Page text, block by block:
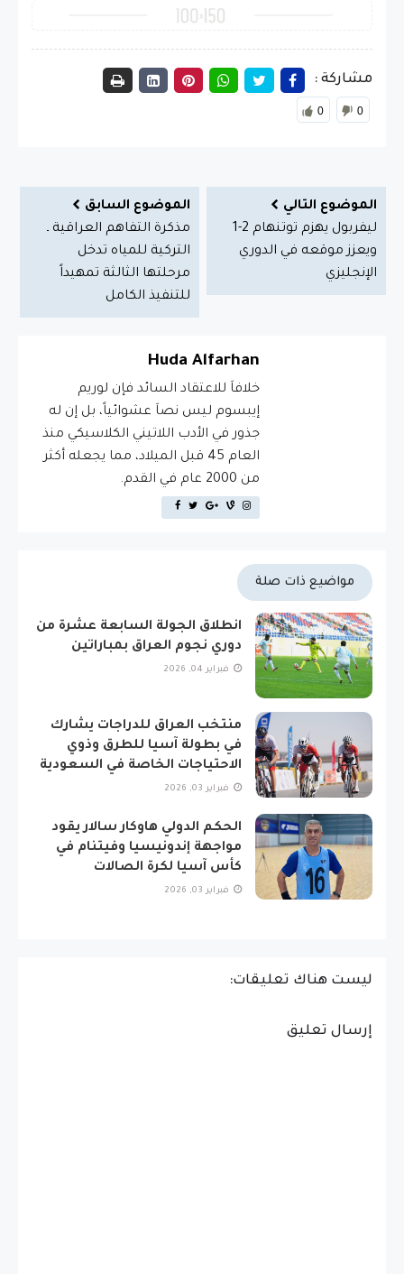
مشاركة :
0 0
الموضوع التالي
ليفربول يهزم توتنهام 2-1
ويعزز موقعه في الدوري
الإنجليزي
الموضوع السابق
مذكرة التفاهم العراقية ـ
التركية للمياه تدخل
مرحلتها الثالثة تمهيداً
للتنفيذ الكامل
Huda Alfarhan
خلافاَ للاعتقاد السائد فإن لوريم
إيبسوم ليس نصاَ عشوائياً، بل إن له
جذور في الأدب اللاتيني الكلاسيكي منذ
العام 45 قبل الميلاد، مما يجعله أكثر
من 2000 عام في القدم.
مواضيع ذات صلة
انطلاق الجولة السابعة عشرة من
دوري نجوم العراق بمباراتين
فبراير 04, 2026
منتخب العراق للدراجات يشارك
في بطولة آسيا للطرق وذوي
الاحتياجات الخاصة في السعودية
فبراير 03, 2026
الحكم الدولي هاوكار سالار يقود
مواجهة إندونيسيا وفيتنام في
كأس آسيا لكرة الصالات
فبراير 03, 2026
ليست هناك تعليقات:
إرسال تعليق